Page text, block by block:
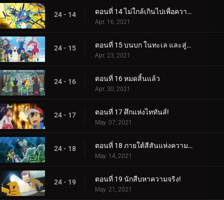
24 - 14 ตอนที่ 14 ไม่ใกล้เกินไปเพื่อความสะดวกสบาย!
Apr. 16, 2021
24 - 15 ตอนที่ 15 บนบก ในทะเล และสู่อนาคต!
Apr. 23, 2021
24 - 16 ตอนที่ 16 หมดสิ้นแล้ว
Apr. 30, 2021
24 - 17 ตอนที่ 17 ศึกแห่งไททันส์!
May. 07, 2021
24 - 18 ตอนที่ 18 ภายใต้สีสันแห่งความมืด!
May. 14, 2021
24 - 19 ตอนที่ 19 นักสืบหาความจริง!
May. 21, 2021